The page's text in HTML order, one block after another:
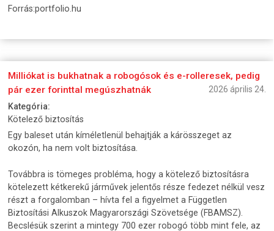
Forrás:portfolio.hu
Milliókat is bukhatnak a robogósok és e-rolleresek, pedig
pár ezer forinttal megúszhatnák
2026 április 24.
Kategória:
Kötelező biztosítás
Egy baleset után kíméletlenül behajtják a kárösszeget az
okozón, ha nem volt biztosítása.
Továbbra is tömeges probléma, hogy a kötelező biztosításra
kötelezett kétkerekű járművek jelentős része fedezet nélkül vesz
részt a forgalomban – hívta fel a figyelmet a Független
Biztosítási Alkuszok Magyarországi Szövetsége (FBAMSZ).
Becslésük szerint a mintegy 700 ezer robogó több mint fele, az